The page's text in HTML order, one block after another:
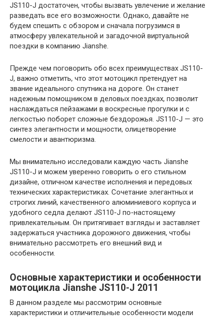
JS110-J достаточен, чтобы вызвать увлечение и желание
разведать все его возможности. Однако, давайте не
будем спешить с обзором и сначала погрузимся в
атмосферу увлекательной и загадочной виртуальной
поездки в компанию Jianshe.
Прежде чем поговорить обо всех преимуществах JS110-
J, важно отметить, что этот мотоцикл претендует на
звание идеального спутника на дороге. Он станет
надежным помощником в деловых поездках, позволит
наслаждаться пейзажами в воскресные прогулки и с
легкостью поборет сложные бездорожья. JS110-J — это
синтез элегантности и мощности, олицетворение
смелости и авантюризма.
Мы внимательно исследовали каждую часть Jianshe
JS110-J и можем уверенно говорить о его стильном
дизайне, отличном качестве исполнения и передовых
технических характеристиках. Сочетание элегантных и
строгих линий, качественного алюминиевого корпуса и
удобного седла делают JS110-J по-настоящему
привлекательным. Он притягивает взгляды и заставляет
задержаться участника дорожного движения, чтобы
внимательно рассмотреть его внешний вид и
особенности.
Основные характеристики и особенности
мотоцикла Jianshe JS110-J 2011
В данном разделе мы рассмотрим основные
характеристики и отличительные особенности модели